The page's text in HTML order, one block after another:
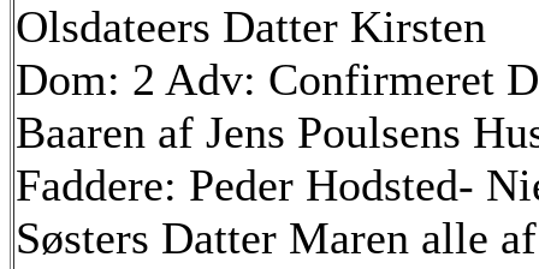
Olsdateers Datter Kirsten
Dom: 2 Adv: Confirmeret
Baaren af Jens Poulsens
Faddere: Peder Hodsted-
Søsters Datter Maren alle